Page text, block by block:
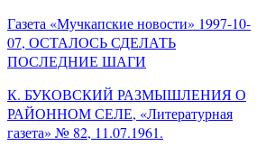
Газета «Мучкапские новости» 1997-10-
07, ОСТАЛОСЬ СДЕЛАТЬ
ПОСЛЕДНИЕ ШАГИ
К. БУКОВСКИЙ РАЗМЫШЛЕНИЯ О
РАЙОННОМ СЕЛЕ, «Литературная
газета» № 82, 11.07.1961.